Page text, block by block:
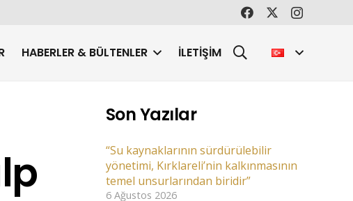
HABERLER & BÜLTENLER İLETIŞIM
Son Yazılar
“Su kaynaklarının sürdürülebilir
yönetimi, Kırklareli’nin kalkınmasının
temel unsurlarından biridir”
6 Ağustos 2026